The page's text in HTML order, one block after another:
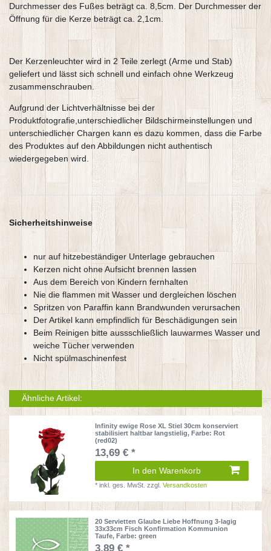
Durchmesser des Fußes beträgt ca. 8,5cm. Der Durchmesser der
Öffnung für die Kerze beträgt ca. 2,1cm.
Der Kerzenleuchter wird in 2 Teile zerlegt (Arme und Stab)
geliefert und lässt sich schnell und einfach ohne Werkzeug
zusammenschrauben.
Aufgrund der Lichtverhältnisse bei der
Produktfotografie,unterschiedlicher Bildschirmeinstellungen und
unterschiedlicher Chargen kann es dazu kommen, dass die Farbe
des Produktes auf den Abbildungen nicht authentisch
wiedergegeben wird.
Sicherheitshinweise
nur auf hitzebeständiger Unterlage gebrauchen
Kerzen nicht ohne Aufsicht brennen lassen
Aus dem Bereich von Kindern fernhalten
Nie die flammen mit Wasser und dergleichen löschen
Spritzen von Paraffin kann Brandwunden verursachen
Der Artikel kann empfindlich für Beschädigungen sein
Beim Reinigen bitte aussschließlich lauwarmes Wasser und
weiche Tücher verwenden
Nicht spülmaschinenfest
Ähnliche Artikel:
Infinity ewige Rose XL Stiel 30cm konserviert
stabilisiert haltbar langstielig, Farbe: Rot
(red02)
13,69 € *
In den Warenkorb
*inkl. ges. MwSt. zzgl.Versandkosten
20 Servietten Glaube Liebe Hoffnung 3-lagig
33x33cm Fisch Konfirmation Kommunion
Taufe, Farbe: green
3,89 € *